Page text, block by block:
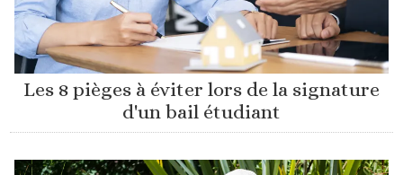
Les 8 pièges à éviter lors de la signature
d'un bail étudiant